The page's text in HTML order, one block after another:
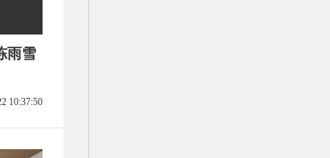
雨雪
10:37:50